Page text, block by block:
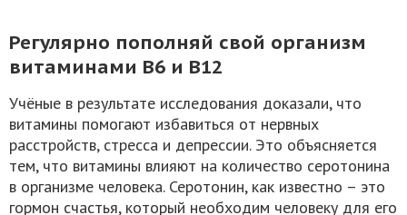
Регулярно пополняй свой организм
витаминами B6 и B12
Учёные в результате исследования доказали, что
витамины помогают избавиться от нервных
расстройств, стресса и депрессии. Это объясняется
тем, что витамины влияют на количество серотонина
в организме человека. Серотонин, как известно – это
гормон счастья, который необходим человеку для его